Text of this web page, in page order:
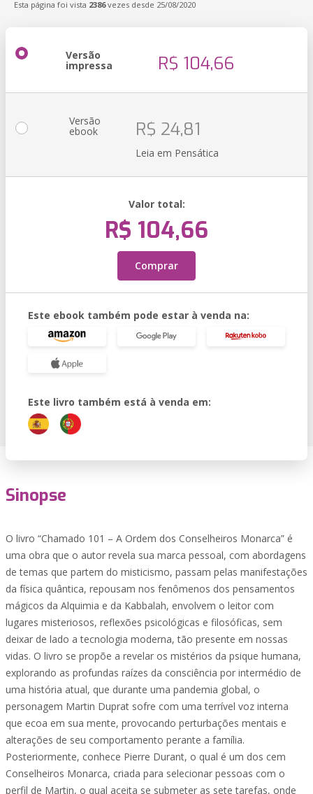
Esta página foi vista 2386vezes desde 25/08/2020
Versão
impressa R$ 104,66
Versão
ebook R$ 24,81
Leia em Pensática
Valor total:
R$ 104,66
Comprar
Este ebook também pode estar à venda na:
Este livro também está à venda em:
Sinopse
O livro “Chamado 101 – A Ordem dos Conselheiros Monarca” é
uma obra que o autor revela sua marca pessoal, com abordagens
de temas que partem do misticismo, passam pelas manifestações
da física quântica, repousam nos fenômenos dos pensamentos
mágicos da Alquimia e da Kabbalah, envolvem o leitor com
lugares misteriosos, reflexões psicológicas e filosóficas, sem
deixar de lado a tecnologia moderna, tão presente em nossas
vidas. O livro se propõe a revelar os mistérios da psique humana,
explorando as profundas raízes da consciência por intermédio de
uma história atual, que durante uma pandemia global, o
personagem Martin Duprat sofre com uma terrível voz interna
que ecoa em sua mente, provocando perturbações mentais e
alterações de seu comportamento perante a família.
Posteriormente, conhece Pierre Durant, o qual é um dos cem
Conselheiros Monarca, criada para selecionar pessoas com o
perfil de Martin, o qual aceita se submeter as sete tarefas, onde